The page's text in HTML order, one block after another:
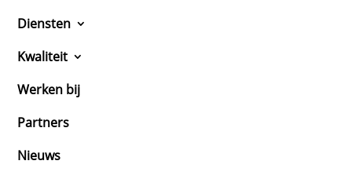
Diensten
Kwaliteit
Werken bij
Partners
Nieuws